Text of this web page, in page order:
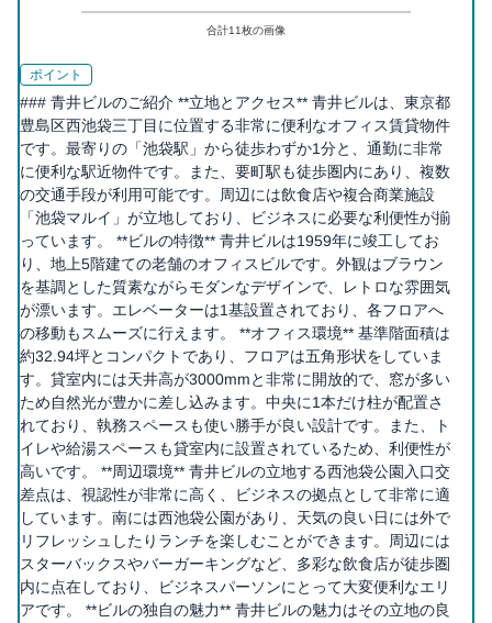
合計11枚の画像
ポイント
### 青井ビルのご紹介 **立地とアクセス** 青井ビルは、東京都
豊島区西池袋三丁目に位置する非常に便利なオフィス賃貸物件
です。最寄りの「池袋駅」から徒歩わずか1分と、通勤に非常
に便利な駅近物件です。また、要町駅も徒歩圏内にあり、複数
の交通手段が利用可能です。周辺には飲食店や複合商業施設
「池袋マルイ」が立地しており、ビジネスに必要な利便性が揃
っています。 **ビルの特徴** 青井ビルは1959年に竣工してお
り、地上5階建ての老舗のオフィスビルです。外観はブラウン
を基調とした質素ながらモダンなデザインで、レトロな雰囲気
が漂います。エレベーターは1基設置されており、各フロアへ
の移動もスムーズに行えます。 **オフィス環境** 基準階面積は
約32.94坪とコンパクトであり、フロアは五角形状をしていま
す。貸室内には天井高が3000mmと非常に開放的で、窓が多い
ため自然光が豊かに差し込みます。中央に1本だけ柱が配置さ
れており、執務スペースも使い勝手が良い設計です。また、ト
イレや給湯スペースも貸室内に設置されているため、利便性が
高いです。 **周辺環境** 青井ビルの立地する西池袋公園入口交
差点は、視認性が非常に高く、ビジネスの拠点として非常に適
しています。南には西池袋公園があり、天気の良い日には外で
リフレッシュしたりランチを楽しむことができます。周辺には
スターバックスやバーガーキングなど、多彩な飲食店が徒歩圏
内に点在しており、ビジネスパーソンにとって大変便利なエリ
アです。 **ビルの独自の魅力** 青井ビルの魅力はその立地の良